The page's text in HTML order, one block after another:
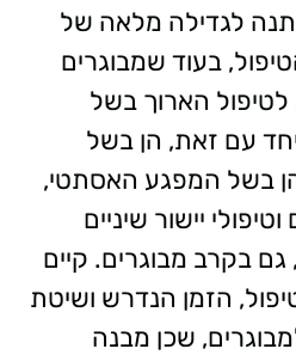
לגדילה מלאה של
בעוד שמבוגרים
לטיפול הארוך בשל
עם זאת, הן בשל
בשל המפגע האסתטי,
יישור שיניים
גם בקרב מבוגרים. קיים
הזמן הנדרש ושיטת
שכן מבנה